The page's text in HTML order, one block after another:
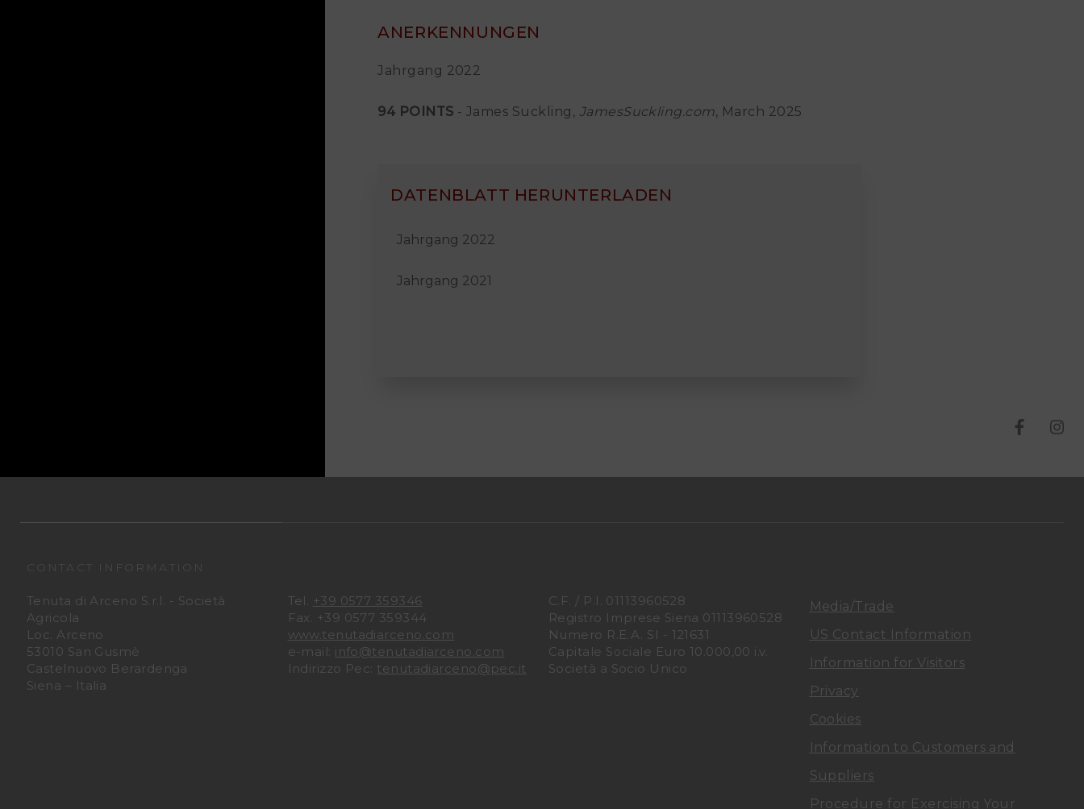
ANERKENNUNGEN
Jahrgang 2022
94 POINTS - James Suckling, JamesSuckling.com, March 2025
DATENBLATT HERUNTERLADEN
Jahrgang 2022
Jahrgang 2021
T
T
CONTACT INFORMATION
Tenuta di Arceno S.r.l. - Società
Agricola
Loc. Arceno
53010 San Gusmè
Castelnuovo Berardenga
Siena – Italia
Tel. +39 0577 359346
Fax. +39 0577 359344
www.tenutadiarceno.com
e-mail: info@tenutadiarceno.com
Indirizzo Pec: tenutadiarceno@pec.it
C.F. / P.I. 01113960528
Registro Imprese Siena 01113960528
Numero R.E.A. SI - 121631
Capitale Sociale Euro 10.000,00 i.v.
Società a Socio Unico
Media/Trade
US Contact Information
Information for Visitors
Privacy
Cookies
Information to Customers and
Suppliers
Procedure for Exercising Your